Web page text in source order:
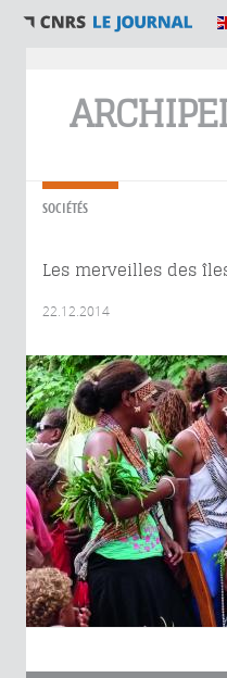
SOCIÉTÉS
Les merveilles des
22.12.2014